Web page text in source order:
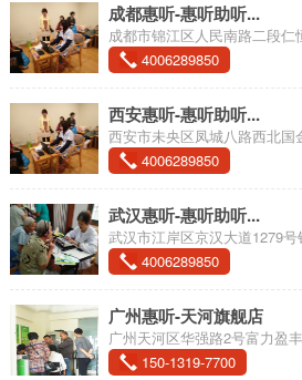
成都惠听-惠听助听...
成都市锦江区人民南路二段仁
4006289850
西安惠听-惠听助听...
西安市未央区凤城八路西北国
4006289850
武汉惠听-惠听助听...
武汉市江岸区京汉大道1279
4006289850
广州惠听-天河旗舰店
广州天河区华强路2号富力盈
150-1319-7700